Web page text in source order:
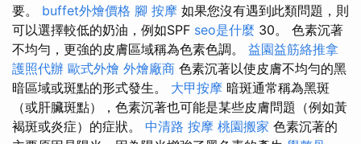
要。 buffet外燴價格 腳 按摩 如果您沒有遇到此類問題，則
可以選擇較低的奶油，例如SPF seo是什麼 30。 色素沉著
不均勻，更強的皮膚區域稱為色素色調。 益園益筋絡推拿
護照代辦 歐式外燴 外燴廠商 色素沉著以使皮膚不均勻的黑
暗區域或斑點的形式發生。 大甲按摩 暗斑通常稱為黑斑
（或肝臟斑點），色素沉著也可能是某些皮膚問題（例如黃
褐斑或炎症）的症狀。 中清路 按摩 桃園搬家 色素沉著的